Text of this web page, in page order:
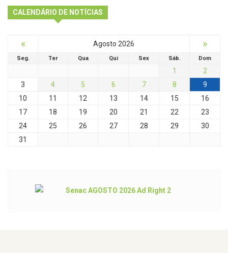
CALENDÁRIO DE NOTÍCIAS
« Agosto 2026 »
Seg. Ter Qua Qui Sex Sáb. Dom
1
2
3
4 5 6 7 8
9
10
11 12 13 14 15
16
17
18 19 20 21 22
23
24
25 26 27 28 29
30
31